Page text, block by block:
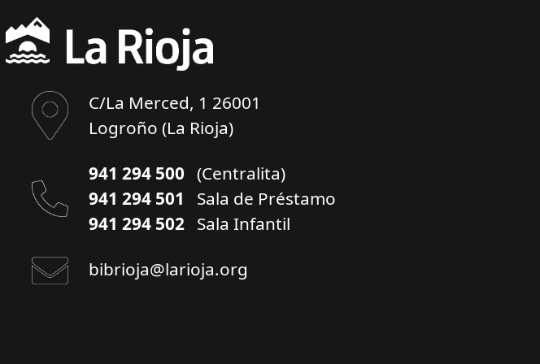
C/La Merced, 1 26001
Logroño (La Rioja)
941 294 500 (Centralita)
941 294 501
Sala de Préstamo
941 294 502 Sala Infantil
bibrioja@larioja.org